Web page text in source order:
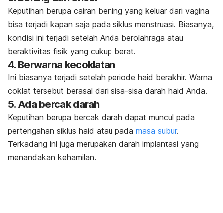
Keputihan berupa cairan bening yang keluar dari vagina
bisa terjadi kapan saja pada siklus menstruasi. Biasanya,
kondisi ini terjadi setelah Anda berolahraga atau
beraktivitas fisik yang cukup berat.
4. Berwarna kecoklatan
Ini biasanya terjadi setelah periode haid berakhir. Warna
coklat tersebut berasal dari sisa-sisa darah haid Anda.
5. Ada bercak darah
Keputihan berupa bercak darah dapat muncul pada
pertengahan siklus haid atau pada masa subur.
Terkadang ini juga merupakan darah implantasi yang
menandakan kehamilan.